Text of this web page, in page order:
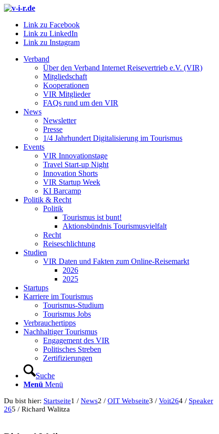
Link zu Facebook
Link zu LinkedIn
Link zu Instagram
Verband
Über den Verband Internet Reisevertrieb e.V. (VIR)
Mitgliedschaft
Kooperationen
VIR Mitglieder
FAQs rund um den VIR
News
Newsletter
Presse
1/4 Jahrhundert Digitalisierung im Tourismus
Events
VIR Innovationstage
Travel Start-up Night
Innovation Shorts
VIR Startup Week
KI Barcamp
Politik & Recht
Politik
Tourismus ist bunt!
Aktionsbündnis Tourismusvielfalt
Recht
Reiseschlichtung
Studien
VIR Daten und Fakten zum Online-Reisemarkt
2026
2025
Startups
Karriere im Tourismus
Tourismus-Studium
Tourismus Jobs
Verbrauchertipps
Nachhaltiger Tourismus
Engagement des VIR
Politisches Streben
Zertifizierungen
Suche
Menü Menü
Du bist hier: Startseite1 / News2 / OIT Webseite3 / Voit264 / Speaker
265 / Richard Walitza